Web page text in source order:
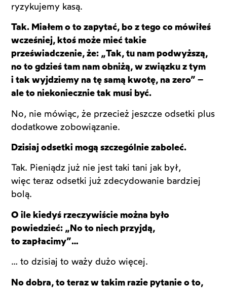
ryzykujemy kasą.
Tak. Miałem o to zapytać, bo z tego co mówiłeś
wcześniej, ktoś może mieć takie
przeświadczenie, że: „Tak, tu nam podwyższą,
no to gdzieś tam nam obniżą, w związku z tym
i tak wyjdziemy na tę samą kwotę, na zero” –
ale to niekoniecznie tak musi być.
No, nie mówiąc, że przecież jeszcze odsetki plus
dodatkowe zobowiązanie.
Dzisiaj odsetki mogą szczególnie zaboleć.
Tak. Pieniądz już nie jest taki tani jak był,
więc teraz odsetki już zdecydowanie bardziej
bolą.
O ile kiedyś rzeczywiście można było
powiedzieć: „No to niech przyjdą,
to zapłacimy”…
… to dzisiaj to waży dużo więcej.
No dobra, to teraz w takim razie pytanie o to,